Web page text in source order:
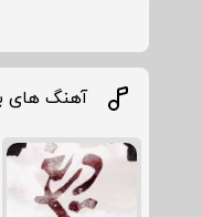
آهنگ های